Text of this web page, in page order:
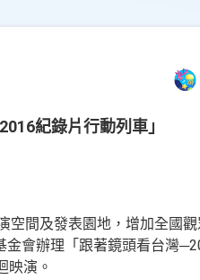
紀錄片行動列車」
空間及發表園地，增加全國
金會辦理「跟著鏡頭看台灣
映演。